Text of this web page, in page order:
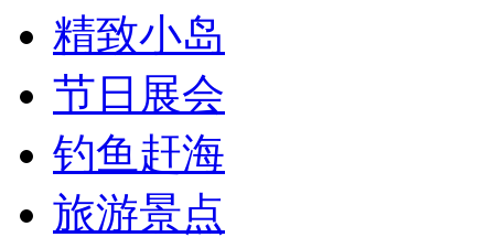
精致小岛
节日展会
钓鱼赶海
旅游景点